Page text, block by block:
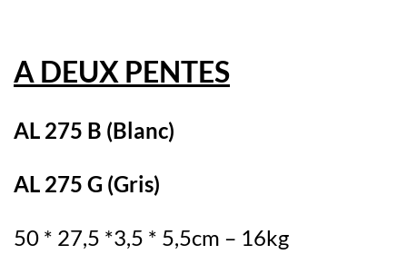
A DEUX PENTES
AL 275 B (Blanc)
AL 275 G (Gris)
50 * 27,5 *3,5 * 5,5cm – 16kg